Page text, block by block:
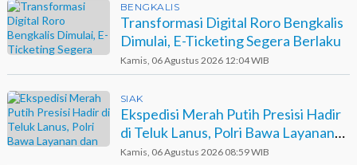
BENGKALIS
Transformasi Digital Roro Bengkalis
Dimulai, E-Ticketing Segera Berlaku
Kamis, 06 Agustus 2026 12:04 WIB
SIAK
Ekspedisi Merah Putih Presisi Hadir
di Teluk Lanus, Polri Bawa Layanan
dan Harapan
Kamis, 06 Agustus 2026 08:59 WIB